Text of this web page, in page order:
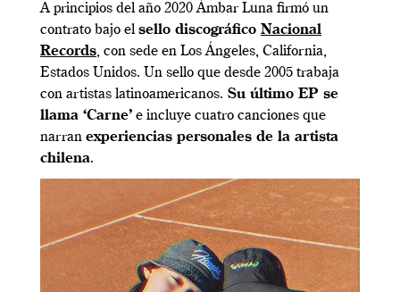
A principios del año 2020 Ámbar Luna firmó un
contrato bajo el sello discográfico Nacional
Records, con sede en Los Ángeles, California,
Estados Unidos. Un sello que desde 2005 trabaja
con artistas latinoamericanos. Su último EP se
llama ‘Carne’ e incluye cuatro canciones que
narran experiencias personales de la artista
chilena.